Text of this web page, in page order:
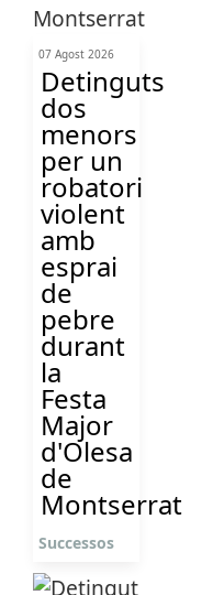
07 Agost 2026
Detinguts
dos
menors
per un
robatori
violent
amb
esprai
de
pebre
durant
la
Festa
Major
d'Olesa
de
Montserrat
Successos